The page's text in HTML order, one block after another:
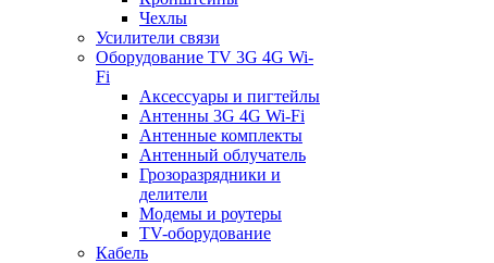
Чехлы
Усилители связи
Оборудование TV 3G 4G Wi-
Fi
Аксессуары и пигтейлы
Антенны 3G 4G Wi-Fi
Антенные комплекты
Антенный облучатель
Грозоразрядники и
делители
Модемы и роутеры
TV-оборудование
Кабель